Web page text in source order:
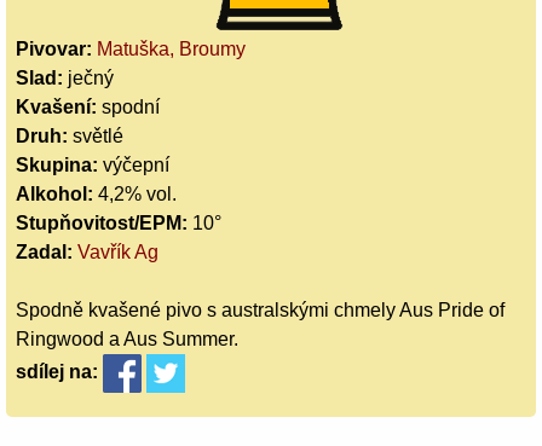
Pivovar: Matuška, Broumy
Slad: ječný
Kvašení: spodní
Druh: světlé
Skupina: výčepní
Alkohol: 4,2% vol.
Stupňovitost/EPM: 10°
Zadal: Vavřík Ag
Spodně kvašené pivo s australskými chmely Aus Pride of
Ringwood a Aus Summer.
sdílej na: